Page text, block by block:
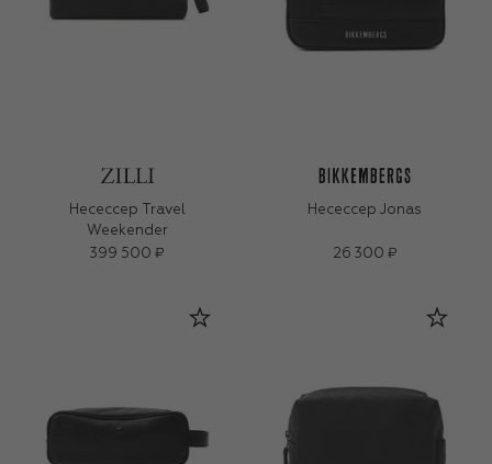
Несессер Travel
Weekender
399 500 ₽
Несессер Jonas
26 300 ₽